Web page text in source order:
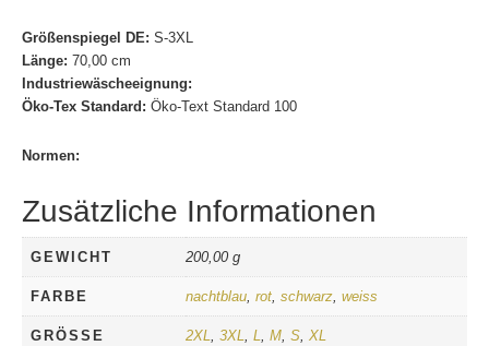
Größenspiegel DE: S-3XL
Länge: 70,00 cm
Industriewäscheeignung:
Öko-Tex Standard: Öko-Text Standard 100
Normen:
Zusätzliche Informationen
GEWICHT 200,00 g
FARBE nachtblau, rot, schwarz, weiss
GRÖSSE 2XL, 3XL, L, M, S, XL